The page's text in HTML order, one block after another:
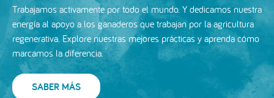
Trabajamos activamente por todo el mundo. Y dedicamos nuestra
energía al apoyo a los ganaderos que trabajan por la agricultura
regenerativa. Explore nuestras mejores prácticas y aprenda cómo
marcamos la diferencia.
SABER MÁS